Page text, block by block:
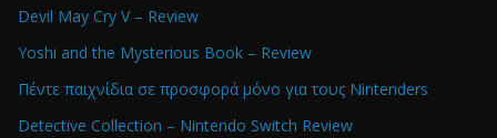
Devil May Cry V – Review
Yoshi and the Mysterious Book – Review
Πέντε παιχνίδια σε προσφορά μόνο για τους Nintenders
Detective Collection – Nintendo Switch Review